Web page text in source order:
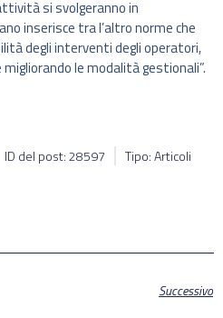
si svolgeranno in
inserisce tra l’altro norme che
degli interventi degli operatori,
le modalità gestionali”.
ID del post: 28597 Tipo: Articoli
Successivo